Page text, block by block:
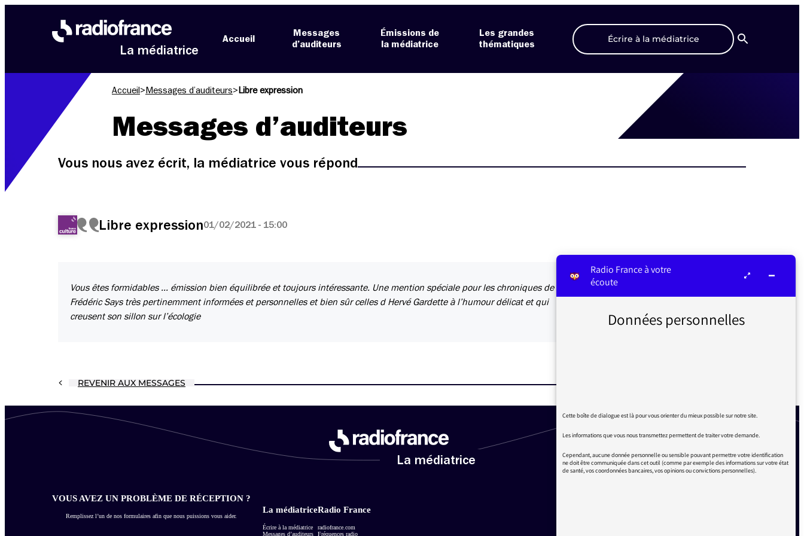
La médiatrice
Accueil
Messages
d’auditeurs
Émissions de
la médiatrice
Les grandes
thématiques
Écrire à la médiatrice
Recherche
Accueil > Messages d’auditeurs> Libre expression
Messages d’auditeurs
Vous nous avez écrit, la médiatrice vous répond
Libre expression01/02/2021 - 15:00
Vous êtes formidables ... émission bien équilibrée et toujours intéressante. Une mention spéciale pour les chroniques de
Frédéric Says très pertinemment informées et personnelles et bien sûr celles d Hervé Gardette à l’humour délicat et qui
creusent son sillon sur l’écologie
REVENIR AUX MESSAGES
La médiatrice
VOUS AVEZ UN PROBLÈME DE RÉCEPTION ?
Remplissez l’un de nos formulaires afin que nous puissions vous aider.
La médiatrice
Écrire à la médiatrice
Messages d’auditeurs
Radio France
radiofrance.com
Fréquences radio
Radio France à votre
écoute
Données personnelles
Cette boîte de dialogue est là pour vous orienter du mieux possible sur notre site.
Les informations que vous nous transmettez permettent de traiter votre demande.
Cependant, aucune donnée personnelle ou sensible pouvant permettre votre identification
ne doit être communiquée dans cet outil (comme par exemple des informations sur votre état
de santé, vos coordonnées bancaires, vos opinions ou convictions personnelles).